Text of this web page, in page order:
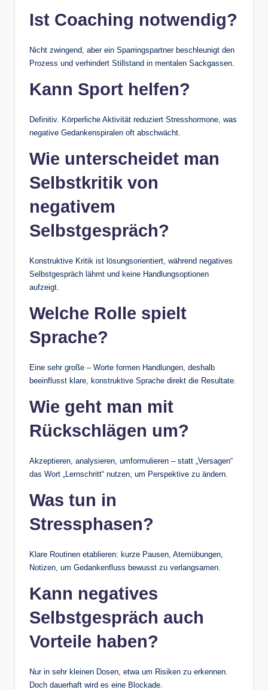
Ist Coaching notwendig?
Nicht zwingend, aber ein Sparringspartner beschleunigt den
Prozess und verhindert Stillstand in mentalen Sackgassen.
Kann Sport helfen?
Definitiv. Körperliche Aktivität reduziert Stresshormone, was
negative Gedankenspiralen oft abschwächt.
Wie unterscheidet man
Selbstkritik von
negativem
Selbstgespräch?
Konstruktive Kritik ist lösungsorientiert, während negatives
Selbstgespräch lähmt und keine Handlungsoptionen
aufzeigt.
Welche Rolle spielt
Sprache?
Eine sehr große – Worte formen Handlungen, deshalb
beeinflusst klare, konstruktive Sprache direkt die Resultate.
Wie geht man mit
Rückschlägen um?
Akzeptieren, analysieren, umformulieren – statt „Versagen“
das Wort „Lernschritt“ nutzen, um Perspektive zu ändern.
Was tun in
Stressphasen?
Klare Routinen etablieren: kurze Pausen, Atemübungen,
Notizen, um Gedankenfluss bewusst zu verlangsamen.
Kann negatives
Selbstgespräch auch
Vorteile haben?
Nur in sehr kleinen Dosen, etwa um Risiken zu erkennen.
Doch dauerhaft wird es eine Blockade.